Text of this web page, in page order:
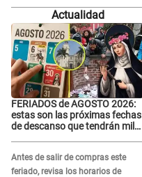
relación con él y otros integrantes
Actualidad
FERIADOS de AGOSTO 2026:
estas son las próximas fechas
de descanso que tendrán miles
Antes de salir de compras este
feriado, revisa los horarios de